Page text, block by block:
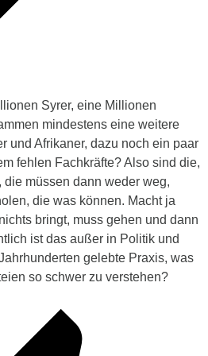
Syrer, eine Millionen
mindestens eine weitere
und Afrikaner, dazu noch ein paar
fehlen Fachkräfte? Also sind die,
müssen dann weder weg,
die was können. Macht ja
bringt, muss gehen und dann
ist das außer in Politik und
gelebte Praxis, was
so schwer zu verstehen?